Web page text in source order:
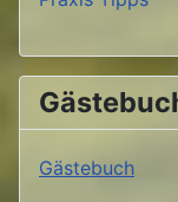
Gästebuch